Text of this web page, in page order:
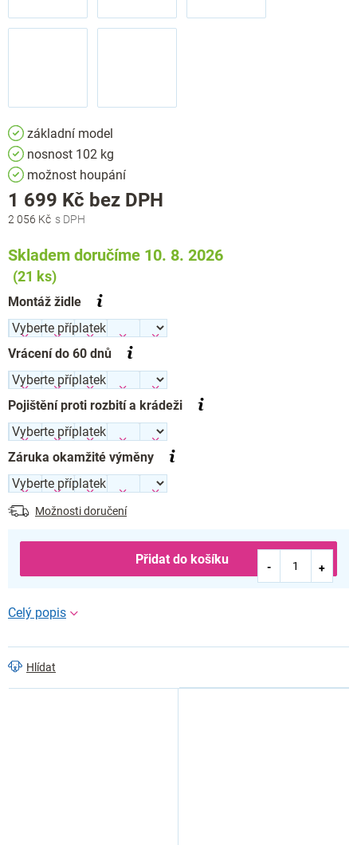
základní model
nosnost 102 kg
možnost houpání
2 056 Kč
1 699 Kč bez DPH
Skladem doručíme 10. 8. 2026
(21 ks)
Montáž židle
Vrácení do 60 dnů
Pojištění proti rozbití a krádeži
Záruka okamžité výměny
Možnosti doručení
Přidat do košíku
Hlídat